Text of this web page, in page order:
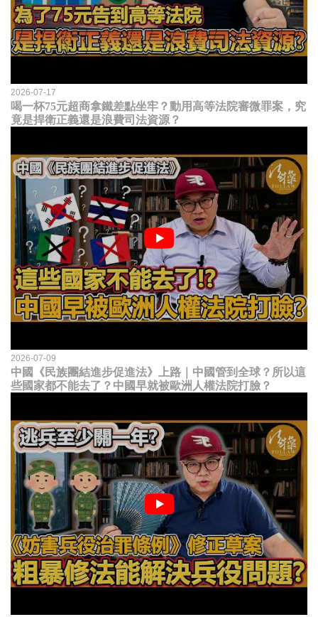
2026-07-17
喝一杯75元超商拿鐵差點坐牢？動用高等法院審微罪案，究
竟是捍衛正義還是浪費司法資源？
2026-07-09
中國《民族團結進步促進法》上路｜中國管到全球？所以這
些國家都不能去了？中國早就被歐洲人權法院打臉？